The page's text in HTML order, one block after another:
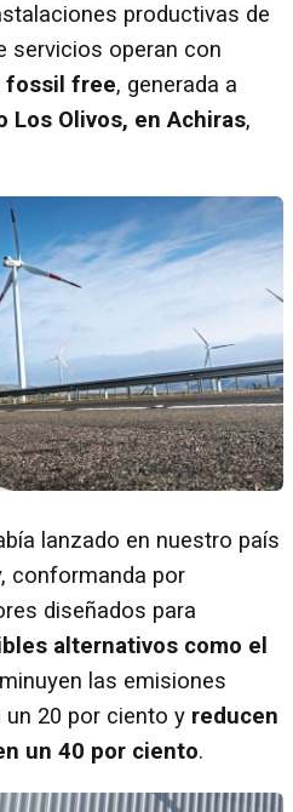
productivas de
servicios operan con
fossil free, generada a
Los Olivos, en Achiras,
lanzado en nuestro país
conformanda por
diseñados para
alternativos como el
las emisiones
20 por ciento y reducen
un 40 por ciento.